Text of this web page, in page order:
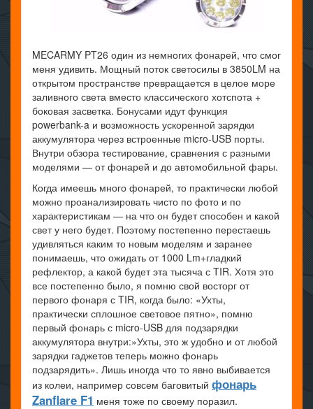
MECARMY PT26 один из немногих фонарей, что смог
меня удивить. Мощный поток светосилы в 3850LM на
открытом пространстве превращается в целое море
заливного света вместо классического хотспота +
боковая засветка. Бонусами идут функция
powerbank-a и возможность ускоренной зарядки
аккумулятора через встроенные micro-USB порты.
Внутри обзора тестирование, сравнения с разными
моделями — от фонарей и до автомобильной фары.
Когда имеешь много фонарей, то практически любой
можно проанализировать чисто по фото и по
характеристикам — на что он будет способен и какой
свет у него будет. Поэтому постепенно перестаешь
удивляться каким то новым моделям и заранее
понимаешь, что ожидать от 1000 Lm+гладкий
рефлектор, а какой будет эта тысяча с TIR. Хотя это
все постепенно было, я помню свой восторг от
первого фонаря с TIR, когда было: «Ухты,
практически сплошное световое пятно», помню
первый фонарь с micro-USB для подзарядки
аккумулятора внутри:»Ухты, это ж удобно и от любой
зарядки гаджетов теперь можно фонарь
подзарядить». Лишь иногда что то явно выбивается
из колеи, например совсем баговитый фонарь
Zanflare F1 меня тоже по своему поразил.